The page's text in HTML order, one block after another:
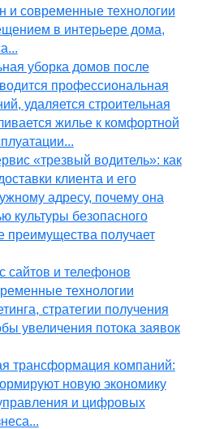
и современные технологии
в интерьере дома,
уборка домов после
профессиональная
удаляется строительная
жилье к комфортной
«трезвый водитель»: как
клиента и его
адресу, почему она
культуры безопасного
преимущества получает
сайтов и телефонов
технологии
стратегии получения
увеличения потока заявок
трансформация компаний:
новую экономику
и цифровых